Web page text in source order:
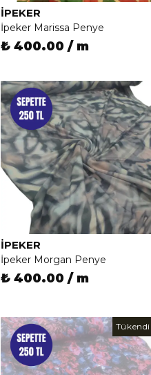
İPEKER
İpeker Marissa Penye
₺ 400.00 / m
İPEKER
İpeker Morgan Penye
₺ 400.00 / m
Tükendi